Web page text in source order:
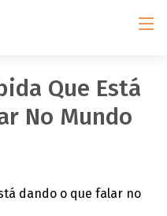
Que Está
No Mundo